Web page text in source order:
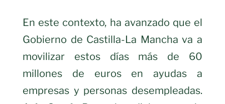
En este contexto, ha avanzado que el
Gobierno de Castilla-La Mancha va a
movilizar estos días más de 60
millones de euros en ayudas a
empresas y personas desempleadas.